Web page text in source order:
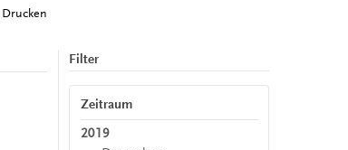
Drucken
Filter
Zeitraum
2019